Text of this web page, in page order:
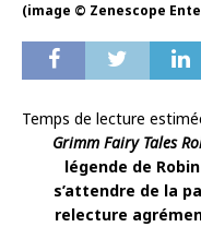
(image © Zenescope
Temps de lecture
Grimm Fairy Tales
légende de
s’attendre de la
relecture